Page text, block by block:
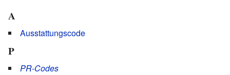
A
Ausstattungscode
P
PR-Codes